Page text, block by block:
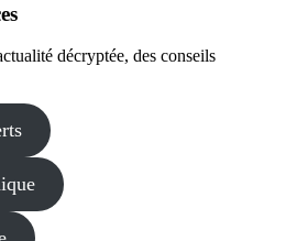
décryptée, des conseils